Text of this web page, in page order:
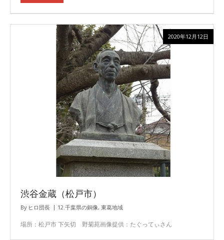
渋谷金蔵（松戸市）
By ヒロ団長 12.千葉県の銅像, 東葛地域
場所：松戸市 下矢切 野菊苑画像提供：たぐってぃさん
2020年12月12日